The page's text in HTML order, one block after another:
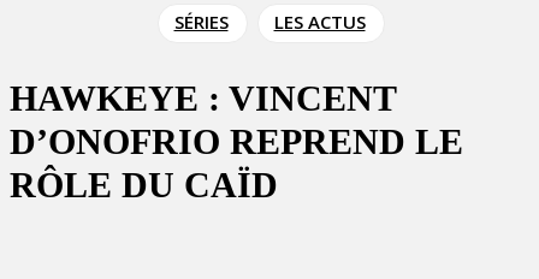
SÉRIES LES ACTUS
HAWKEYE : VINCENT
D’ONOFRIO REPREND LE
RÔLE DU CAÏD